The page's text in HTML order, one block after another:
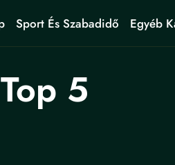
Sport És Szabadidő Egyéb
5